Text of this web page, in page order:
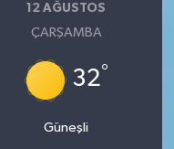
12 AĞUSTOS
ÇARŞAMBA
32°
Güneşli